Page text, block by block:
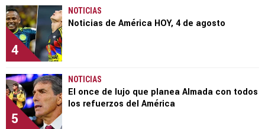
4
NOTICIAS
Noticias de América HOY, 4 de agosto
5
NOTICIAS
El once de lujo que planea Almada con todos
los refuerzos del América